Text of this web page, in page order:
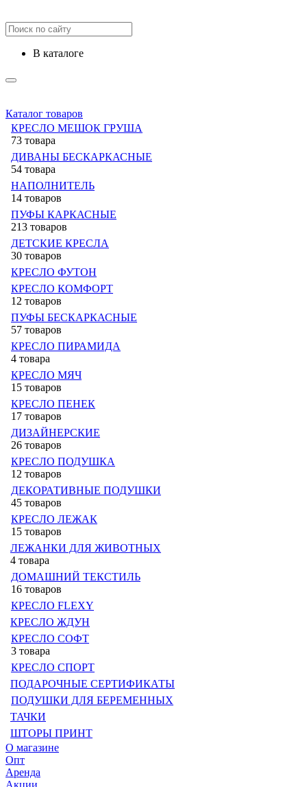
в каталоге
Каталог товаров
КРЕСЛО МЕШОК ГРУША
73 товара
ДИВАНЫ БЕСКАРКАСНЫЕ
54 товара
НАПОЛНИТЕЛЬ
14 товаров
ПУФЫ КАРКАСНЫЕ
213 товаров
ДЕТСКИЕ КРЕСЛА
30 товаров
КРЕСЛО ФУТОН
КРЕСЛО КОМФОРТ
12 товаров
ПУФЫ БЕСКАРКАСНЫЕ
57 товаров
КРЕСЛО ПИРАМИДА
4 товара
КРЕСЛО МЯЧ
15 товаров
КРЕСЛО ПЕНЕК
17 товаров
ДИЗАЙНЕРСКИЕ
26 товаров
КРЕСЛО ПОДУШКА
12 товаров
ДЕКОРАТИВНЫЕ ПОДУШКИ
45 товаров
КРЕСЛО ЛЕЖАК
15 товаров
ЛЕЖАНКИ ДЛЯ ЖИВОТНЫХ
4 товара
ДОМАШНИЙ ТЕКСТИЛЬ
16 товаров
КРЕСЛО FLEXY
КРЕСЛО ЖДУН
КРЕСЛО СОФТ
3 товара
КРЕСЛО СПОРТ
ПОДАРОЧНЫЕ СЕРТИФИКАТЫ
ПОДУШКИ ДЛЯ БЕРЕМЕННЫХ
ТАЧКИ
ШТОРЫ ПРИНТ
О магазине
Опт
Аренда
Акции